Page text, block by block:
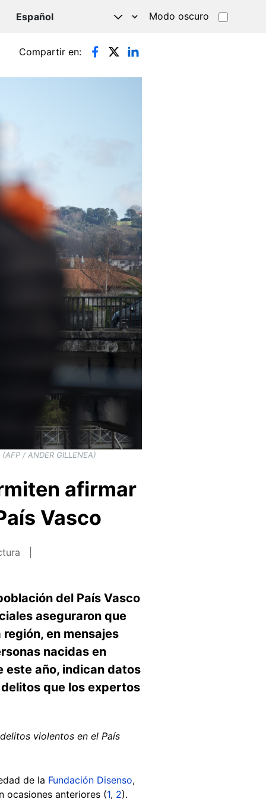
Modo oscuro
Compartir en:
/ ANDER GILLENEA)
afirmar
Vasco
del País Vasco
aseguraron que
en mensajes
nacidas en
este año, indican datos
que los expertos
violentos en el País
de la Fundación Disenso,
ocasiones anteriores (1, 2).